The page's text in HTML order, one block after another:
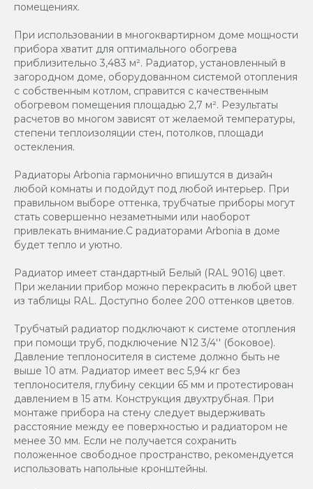
помещениях.
При использовании в многоквартирном доме мощности
прибора хватит для оптимального обогрева
приблизительно 3,483 м². Радиатор, установленный в
загородном доме, оборудованном системой отопления
с собственным котлом, справится с качественным
обогревом помещения площадью 2,7 м². Результаты
расчетов во многом зависят от желаемой температуры,
степени теплоизоляции стен, потолков, площади
остекления.
Радиаторы Arbonia гармонично впишутся в дизайн
любой комнаты и подойдут под любой интерьер. При
правильном выборе оттенка, трубчатые приборы могут
стать совершенно незаметными или наоборот
привлекать внимание.С радиаторами Аrbonia в доме
будет тепло и уютно.
Радиатор имеет стандартный Белый (RAL 9016) цвет.
При желании прибор можно перекрасить в любой цвет
из таблицы RAL. Доступно более 200 оттенков цветов.
Трубчатый радиатор подключают к системе отопления
при помощи труб, подключение N12 3/4'' (боковое).
Давление теплоносителя в системе должно быть не
выше 10 атм. Радиатор имеет вес 5,94 кг без
теплоносителя, глубину секции 65 мм и протестирован
давлением в 15 атм. Конструкция двухтрубная. При
монтаже прибора на стену следует выдерживать
расстояние между ее поверхностью и радиатором не
менее 30 мм. Если не получается сохранить
положенное свободное пространство, рекомендуется
использовать напольные кронштейны.